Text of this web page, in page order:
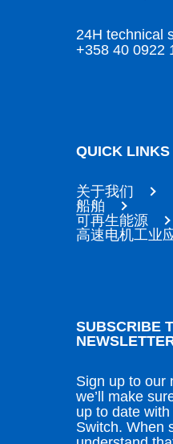
24H technical
+358 40 0922
QUICK LINKS
关于我们
船舶
可再生能源
高速电机工业
SUBSCRIBE
Sign up to our
we’ll make
up to date
Switch. When